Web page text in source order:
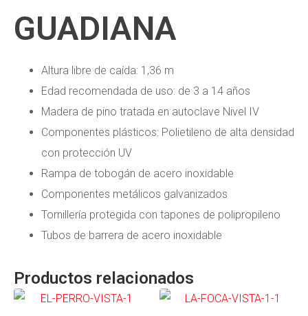
GUADIANA
Altura libre de caída: 1,36 m
Edad recomendada de uso: de 3 a 14 años
Madera de pino tratada en autoclave Nivel IV
Componentes plásticos: Polietileno de alta densidad
con protección UV
Rampa de tobogán de acero inoxidable
Componentes metálicos galvanizados
Tornillería protegida con tapones de polipropileno
Tubos de barrera de acero inoxidable
Productos relacionados